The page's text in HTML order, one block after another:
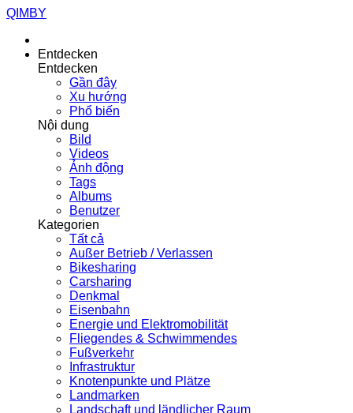
QIMBY
Entdecken
Entdecken
Gần đây
Xu hướng
Phổ biến
Nội dung
Bild
Videos
Ảnh động
Tags
Albums
Benutzer
Kategorien
Tất cả
Außer Betrieb / Verlassen
Bikesharing
Carsharing
Denkmal
Eisenbahn
Energie und Elektromobilität
Fliegendes & Schwimmendes
Fußverkehr
Infrastruktur
Knotenpunkte und Plätze
Landmarken
Landschaft und ländlicher Raum